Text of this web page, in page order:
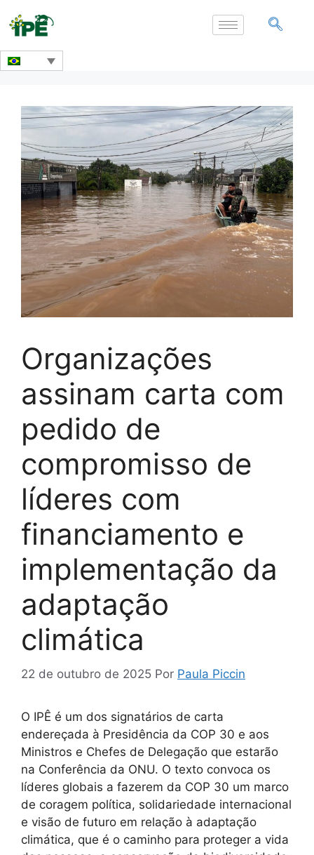
Organizações
assinam carta com
pedido de
compromisso de
líderes com
financiamento e
implementação da
adaptação
climática
22 de outubro de 2025 Por Paula Piccin
O IPÊ é um dos signatários de carta
endereçada à Presidência da COP 30 e aos
Ministros e Chefes de Delegação que estarão
na Conferência da ONU. O texto convoca os
líderes globais a fazerem da COP 30 um marco
de coragem política, solidariedade internacional
e visão de futuro em relação à adaptação
climática, que é o caminho para proteger a vida